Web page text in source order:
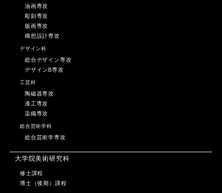
油画専攻
彫刻専攻
版画専攻
構想設計専攻
デザイン科
総合デザイン専攻
デザインB専攻
工芸科
陶磁器専攻
漆工専攻
染織専攻
総合芸術学科
総合芸術学専攻
大学院美術研究科
修士課程
博士（後期）課程